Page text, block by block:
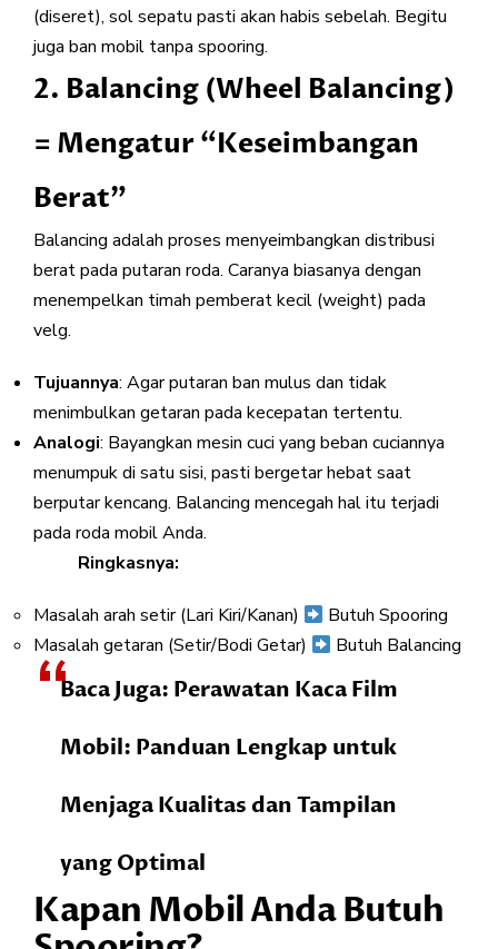
(diseret), sol sepatu pasti akan habis sebelah. Begitu
juga ban mobil tanpa spooring.
2. Balancing (Wheel Balancing)
= Mengatur “Keseimbangan
Berat”
Balancing adalah proses menyeimbangkan distribusi
berat pada putaran roda. Caranya biasanya dengan
menempelkan timah pemberat kecil (weight) pada
velg.
Tujuannya: Agar putaran ban mulus dan tidak
menimbulkan getaran pada kecepatan tertentu.
Analogi: Bayangkan mesin cuci yang beban cuciannya
menumpuk di satu sisi, pasti bergetar hebat saat
berputar kencang. Balancing mencegah hal itu terjadi
pada roda mobil Anda.
Ringkasnya:
Masalah arah setir (Lari Kiri/Kanan)
Butuh Spooring
Masalah getaran (Setir/Bodi Getar)
Butuh Balancing
Baca Juga: Perawatan Kaca Film
Mobil: Panduan Lengkap untuk
Menjaga Kualitas dan Tampilan
yang Optimal
Kapan Mobil Anda Butuh